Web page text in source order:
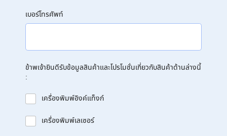
เบอร์โทรศัพท์
ข้าพเจ้ายินดีรับข้อมูลสินค้าและโปรโมชั่นเกี่ยวกับสินค้าด้านล่างนี้
:
เครื่องพิมพ์อิงค์แท็งก์
เครื่องพิมพ์เลเซอร์